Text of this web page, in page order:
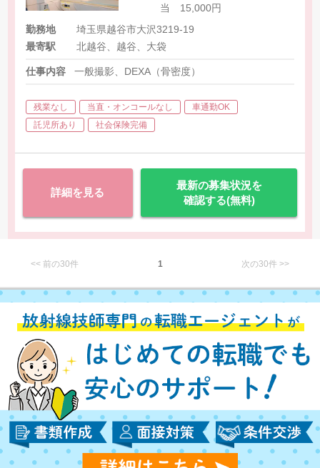
当 15,000円
勤務地
埼玉県越谷市大沢3219-19
最寄駅
北越谷、越谷、大袋
仕事内容 一般撮影、DEXA（骨密度）
残業なし 当直・オンコールなし
車通勤OK
託児所あり
社会保険完備
詳細を見る
最新の募集状況を
確認する(無料)
<< 前の30件 1 次の30件 >>